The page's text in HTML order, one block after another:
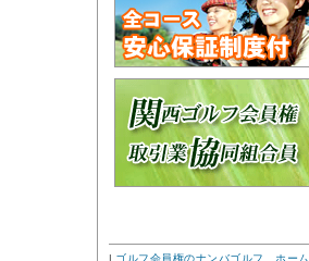
| ゴルフ会員権のナンバゴルフ ホーム